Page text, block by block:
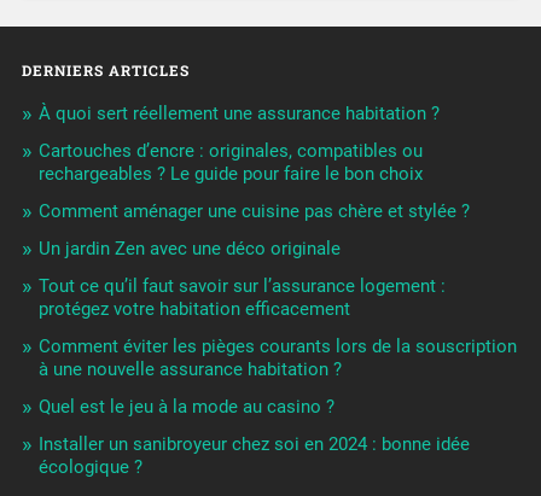
DERNIERS ARTICLES
À quoi sert réellement une assurance habitation ?
Cartouches d’encre : originales, compatibles ou
rechargeables ? Le guide pour faire le bon choix
Comment aménager une cuisine pas chère et stylée ?
Un jardin Zen avec une déco originale
Tout ce qu’il faut savoir sur l’assurance logement :
protégez votre habitation efficacement
Comment éviter les pièges courants lors de la souscription
à une nouvelle assurance habitation ?
Quel est le jeu à la mode au casino ?
Installer un sanibroyeur chez soi en 2024 : bonne idée
écologique ?